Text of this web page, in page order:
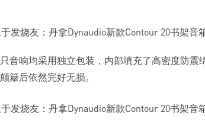
音响均采用独立包装，内部填充了高密度防震
簸后依然完好无损。